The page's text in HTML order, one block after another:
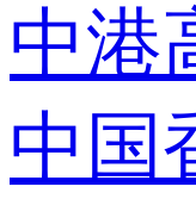
中港
中国